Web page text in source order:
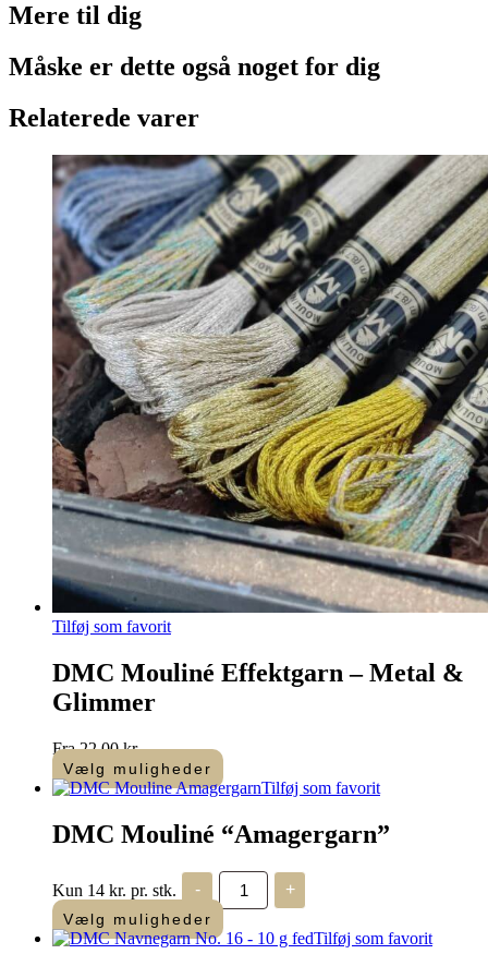
Mere til dig
Måske er dette også noget for dig
Relaterede varer
Tilføj som favorit
DMC Mouliné Effektgarn – Metal &
Glimmer
Fra22,00kr.
Vælg muligheder
Dette
har
flere
Mulighederne
kan
vælges
på
Tilføj som favorit
DMC Mouliné “Amagergarn”
Kun 14 kr. pr. stk. -
DMC
Mouliné
"Amagergarn"
antal
+
Vælg muligheder
Tilføj som favorit